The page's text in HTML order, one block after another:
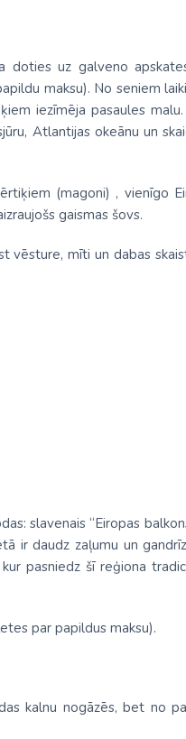
doties uz galveno
maksu). No seniem
iezīmēja pasaules
Atlantijas okeānu un
(magoni) , vienīgo
gaismas šovs.
vēsture, mīti un dabas
slavenais “Eiropas
ir daudz zaļumu un
pasniedz šī reģiona
par papildus maksu).
kalnu nogāzēs, bet no